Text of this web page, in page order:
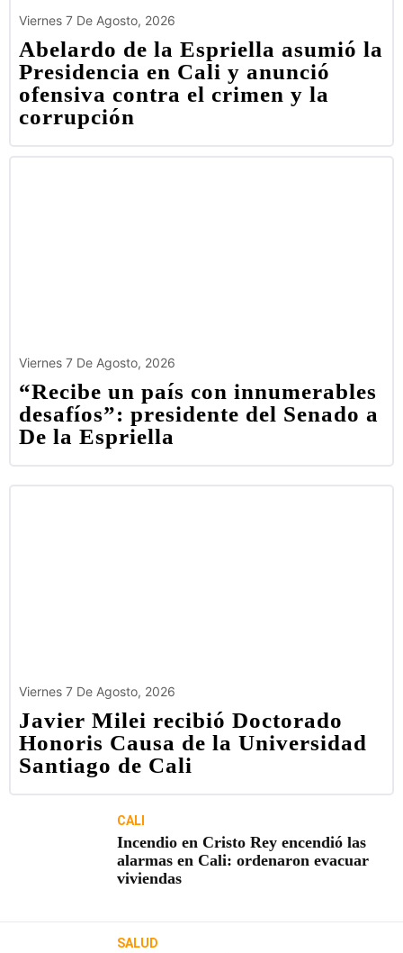
Viernes 7 De Agosto, 2026
Abelardo de la Espriella asumió la
Presidencia en Cali y anunció
ofensiva contra el crimen y la
corrupción
Viernes 7 De Agosto, 2026
“Recibe un país con innumerables
desafíos”: presidente del Senado a
De la Espriella
Viernes 7 De Agosto, 2026
Javier Milei recibió Doctorado
Honoris Causa de la Universidad
Santiago de Cali
CALI
Incendio en Cristo Rey encendió las
alarmas en Cali: ordenaron evacuar
viviendas
SALUD